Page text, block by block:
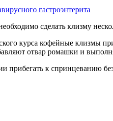
гастроэнтерита
сделать клизму
курса кофейные клизмы при
отвар ромашки и
прибегать к спринцеванию